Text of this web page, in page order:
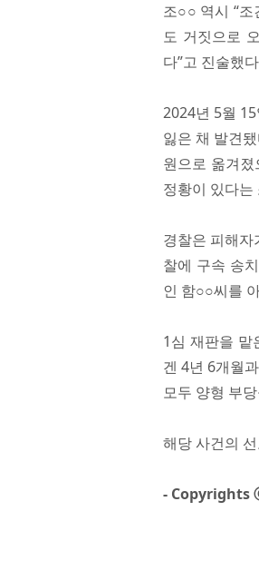
조○○ 역시 “조
도 거짓으로
다”고 진술했
2024년 5월
잃은 채 발견
원으로 옮겨졌
정황이 있다는
경찰은 피해
찰에 구속 송
인 함○○씨를
1심 재판을
겐 4년 6개월
모두 양형 부
해당 사건의
- Copyrights